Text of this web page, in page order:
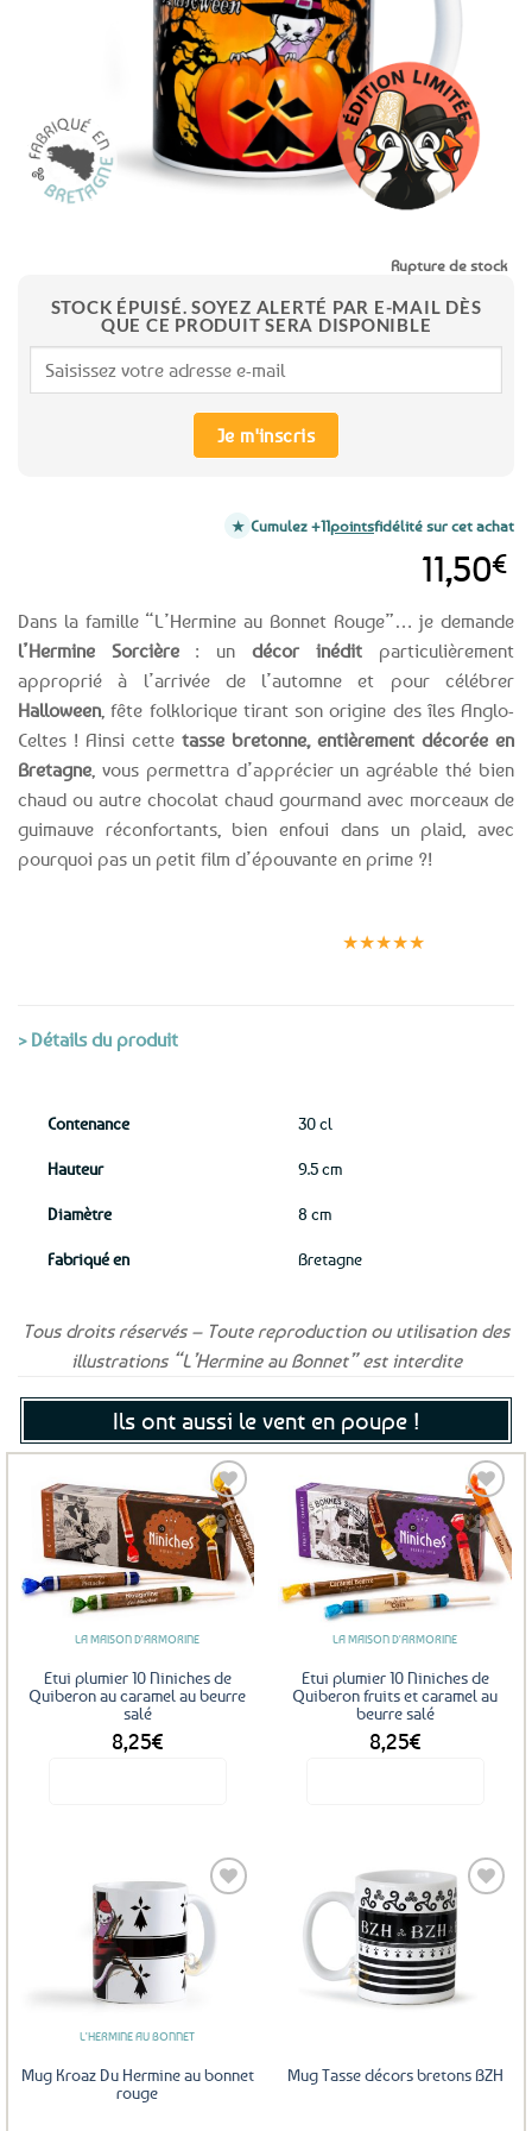
favoris
Dans la famille “L’Hermine au Bonnet Rouge”… je demande
l’Hermine Sorcière : un décor inédit particulièrement
approprié à l’arrivée de l’automne et pour célébrer
Halloween, fête folklorique tirant son origine des îles Anglo-
Celtes ! Ainsi cette tasse bretonne, entièrement décorée en
Bretagne, vous permettra d’apprécier un agréable thé bien
chaud ou autre chocolat chaud gourmand avec morceaux de
guimauve réconfortants, bien enfoui dans un plaid, avec
pourquoi pas un petit film d’épouvante en prime ?!
11,50€
Rupture de stock
STOCK ÉPUISÉ. SOYEZ ALERTÉ PAR E-MAIL DÈS
QUE CE PRODUIT SERA DISPONIBLE
Je m'inscris
Cumulez +11pointsfidélité sur cet achat
★★★★★
> Détails du produit
Contenance 30 cl
Hauteur 9.5 cm
Diamètre 8 cm
Fabriqué en Bretagne
Tous droits réservés – Toute reproduction ou utilisation des
illustrations “L’Hermine au Bonnet” est interdite
Ils ont aussi le vent en poupe !
Ajouter
aux
favoris
LA MAISON D'ARMORINE
Etui plumier 10 Niniches de
Quiberon au caramel au beurre
salé
8,25€
Ajouter
aux
favoris
LA MAISON D'ARMORINE
Etui plumier 10 Niniches de
Quiberon fruits et caramel au
beurre salé
8,25€
Ajouter
aux
L'HERMINE AU BONNET
Mug Kroaz Du Hermine au bonnet
rouge
Mug Tasse décors bretons BZH